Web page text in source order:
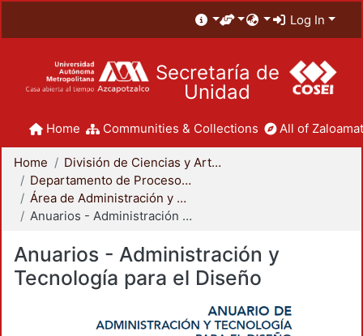
Log In
Secretaría de
Unidad
Home Communities & Collections All of
Home
División de Ciencias y Artes para el Diseño
Departamento de Procesos y Técnicas de Realización
Área de Administración y Tecnología para el Diseño
Anuarios - Administración y Tecnología para el Diseño
Anuarios - Administración y
Tecnología para el Diseño